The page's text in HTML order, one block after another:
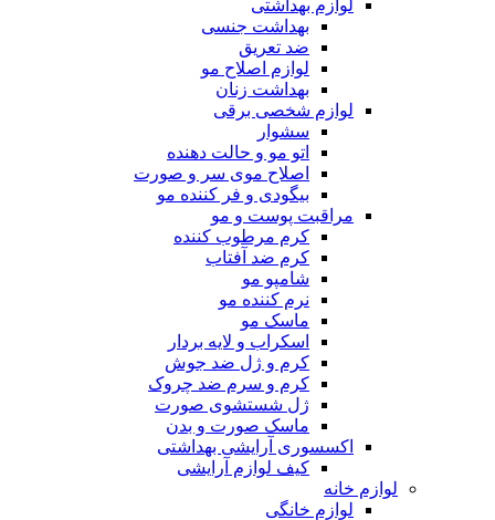
لوازم بهداشتی
بهداشت جنسی
ضد تعریق
لوازم اصلاح مو
بهداشت زنان
لوازم شخصی برقی
سشوار
اتو مو و حالت دهنده
اصلاح موی سر و صورت
بیگودی و فر کننده مو
مراقبت پوست و مو
کرم مرطوب کننده
کرم ضد آفتاب
شامپو مو
نرم کننده مو
ماسک مو
اسکراب و لایه بردار
کرم و ژل ضد جوش
کرم و سرم ضد چروک
ژل شستشوی صورت
ماسک صورت و بدن
اکسسوری آرایشی بهداشتی
کیف لوازم آرایشی
لوازم خانه
لوازم خانگی